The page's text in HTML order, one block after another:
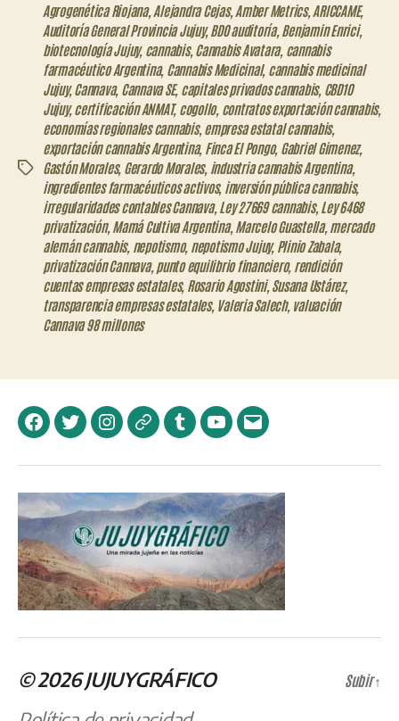
Etiquetas
Agrogenética Riojana, Alejandra Cejas, Amber Metrics, ARICCAME,
Auditoría General Provincia Jujuy,BDO auditoría, Benjamin Enrici,
biotecnología Jujuy, cannabis, Cannabis Avatara, cannabis
farmacéutico Argentina, Cannabis Medicinal, cannabis medicinal
Jujuy,Cannava, Cannava SE, capitales privados cannabis, CBD10
Jujuy,certificación ANMAT, cogollo, contratos exportación cannabis,
economías regionales cannabis, empresa estatal cannabis,
exportación cannabis Argentina, Finca El Pongo, Gabriel Gimenez,
Gastón Morales, Gerardo Morales, industria cannabis Argentina,
ingredientes farmacéuticos activos, inversión pública cannabis,
irregularidades contables Cannava, Ley 27669 cannabis, Ley 6468
privatización, Mamá Cultiva Argentina, Marcelo Guastella, mercado
alemán cannabis, nepotismo, nepotismo Jujuy, Plinio Zabala,
privatización Cannava, punto equilibrio financiero, rendición
cuentas empresas estatales, Rosario Agostini, Susana Ustárez,
transparencia empresas estatales, Valeria Salech, valuación
Cannava 98 millones
FacebookTwitterInstagramTelegramTumblrYouTubeCorreo
© 2026JUJUYGRÁFICO
Subir↑